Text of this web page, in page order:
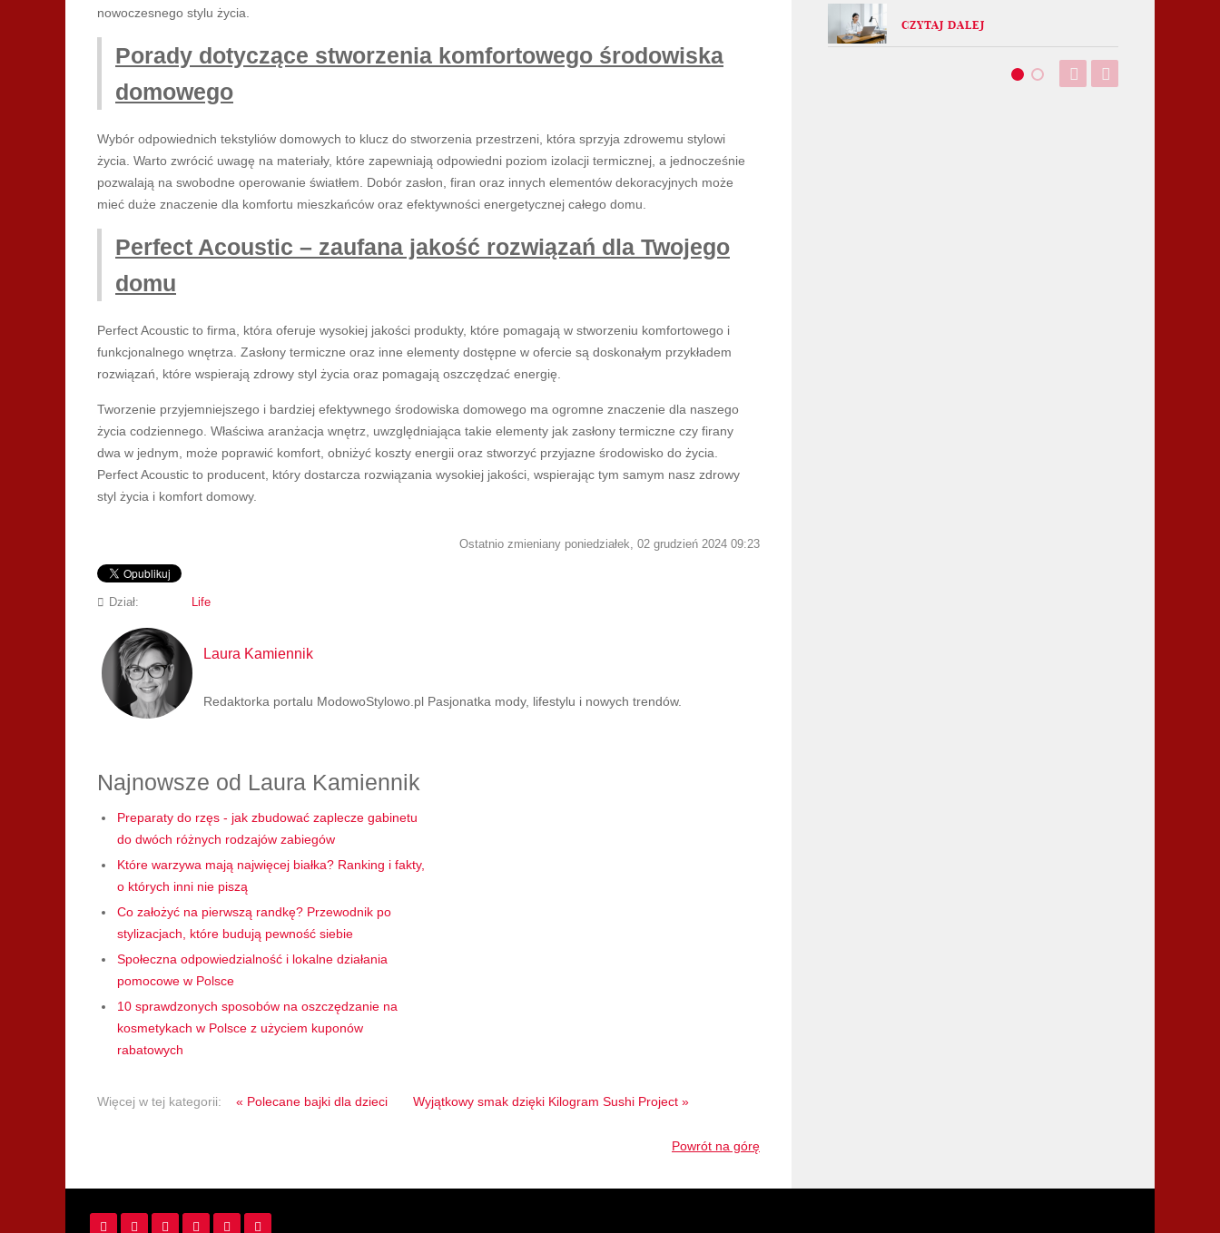
nowoczesnego stylu życia.
Porady dotyczące stworzenia komfortowego środowiska
domowego
Wybór odpowiednich tekstyliów domowych to klucz do stworzenia przestrzeni, która sprzyja zdrowemu stylowi
życia. Warto zwrócić uwagę na materiały, które zapewniają odpowiedni poziom izolacji termicznej, a jednocześnie
pozwalają na swobodne operowanie światłem. Dobór zasłon, firan oraz innych elementów dekoracyjnych może
mieć duże znaczenie dla komfortu mieszkańców oraz efektywności energetycznej całego domu.
Perfect Acoustic – zaufana jakość rozwiązań dla Twojego
domu
Perfect Acoustic to firma, która oferuje wysokiej jakości produkty, które pomagają w stworzeniu komfortowego i
funkcjonalnego wnętrza. Zasłony termiczne oraz inne elementy dostępne w ofercie są doskonałym przykładem
rozwiązań, które wspierają zdrowy styl życia oraz pomagają oszczędzać energię.
Tworzenie przyjemniejszego i bardziej efektywnego środowiska domowego ma ogromne znaczenie dla naszego
życia codziennego. Właściwa aranżacja wnętrz, uwzględniająca takie elementy jak zasłony termiczne czy firany
dwa w jednym, może poprawić komfort, obniżyć koszty energii oraz stworzyć przyjazne środowisko do życia.
Perfect Acoustic to producent, który dostarcza rozwiązania wysokiej jakości, wspierając tym samym nasz zdrowy
styl życia i komfort domowy.
Ostatnio zmieniany poniedziałek, 02 grudzień 2024 09:23
Dział: Life
Laura Kamiennik
Redaktorka portalu ModowoStylowo.pl Pasjonatka mody, lifestylu i nowych trendów.
Najnowsze od Laura Kamiennik
Preparaty do rzęs - jak zbudować zaplecze gabinetu
do dwóch różnych rodzajów zabiegów
Które warzywa mają najwięcej białka? Ranking i fakty,
o których inni nie piszą
Co założyć na pierwszą randkę? Przewodnik po
stylizacjach, które budują pewność siebie
Społeczna odpowiedzialność i lokalne działania
pomocowe w Polsce
10 sprawdzonych sposobów na oszczędzanie na
kosmetykach w Polsce z użyciem kuponów
rabatowych
Więcej w tej kategorii: « Polecane bajki dla dzieci Wyjątkowy smak dzięki Kilogram Sushi Project »
Powrót na górę
CZYTAJ DALEJ